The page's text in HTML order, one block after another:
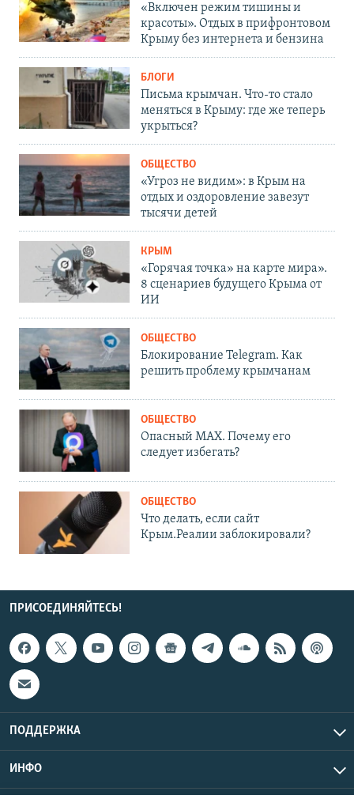
«Включен режим тишины и
красоты». Отдых в прифронтовом
Крыму без интернета и бензина
БЛОГИ
Письма крымчан. Что-то стало
меняться в Крыму: где же теперь
укрыться?
ОБЩЕСТВО
«Угроз не видим»: в Крым на
отдых и оздоровление завезут
тысячи детей
КРЫМ
«Горячая точка» на карте мира».
8 сценариев будущего Крыма от
ИИ
ОБЩЕСТВО
Блокирование Telegram. Как
решить проблему крымчанам
ОБЩЕСТВО
Опасный MAX. Почему его
следует избегать?
ОБЩЕСТВО
Что делать, если сайт
Крым.Реалии заблокировали?
ПРИСОЕДИНЯЙТЕСЬ!
ПОДДЕРЖКА
ИНФО